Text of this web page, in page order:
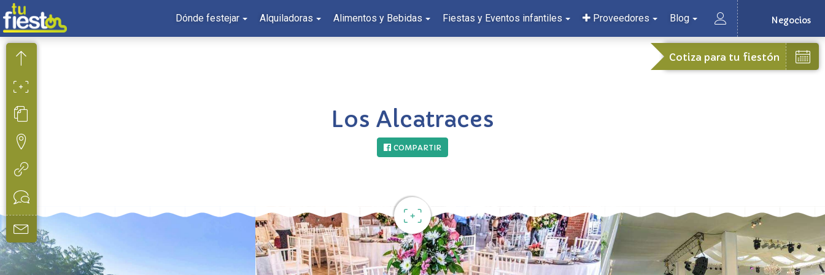
Negocios
Dónde festejar Alquiladoras Alimentos y Bebidas Fiestas y Eventos infantiles Proveedores Blog
Cotiza para tu fiestón
Los Alcatraces
COMPARTIR